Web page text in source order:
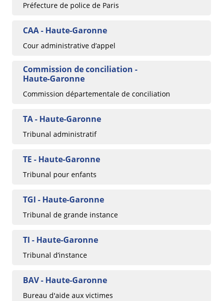
Préfecture de police de Paris
CAA - Haute-Garonne
Cour administrative d’appel
Commission de conciliation -
Haute-Garonne
Commission départementale de conciliation
TA - Haute-Garonne
Tribunal administratif
TE - Haute-Garonne
Tribunal pour enfants
TGI - Haute-Garonne
Tribunal de grande instance
TI - Haute-Garonne
Tribunal d’instance
BAV - Haute-Garonne
Bureau d'aide aux victimes